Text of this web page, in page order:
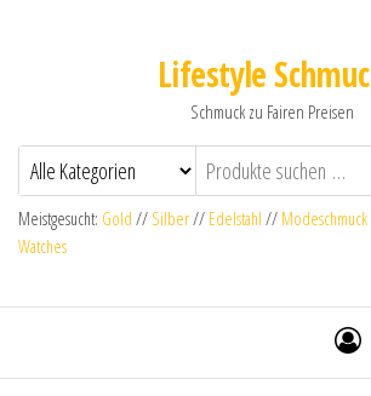
Lifestyle
Schmuck zu Fairen Preisen
Meistgesucht: Gold // Silber// Edelstahl // Modeschmuck
Watches